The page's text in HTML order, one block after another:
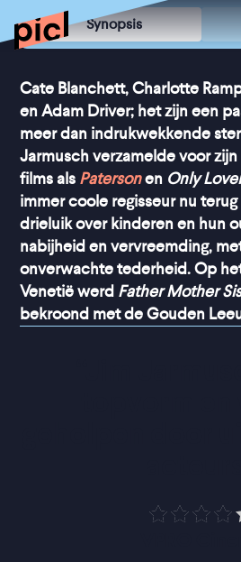
Synopsis
Cate Blanchett, Charlotte
en Adam Driver; het zijn een
meer dan indrukwekkende
Jarmusch verzamelde voor
films als Paterson en Only
immer coole regisseur nu
drieluik over kinderen en hun
nabijheid en vervreemding,
onverwachte tederheid. Op
Venetië werd Father Mother
bekroond met de Gouden